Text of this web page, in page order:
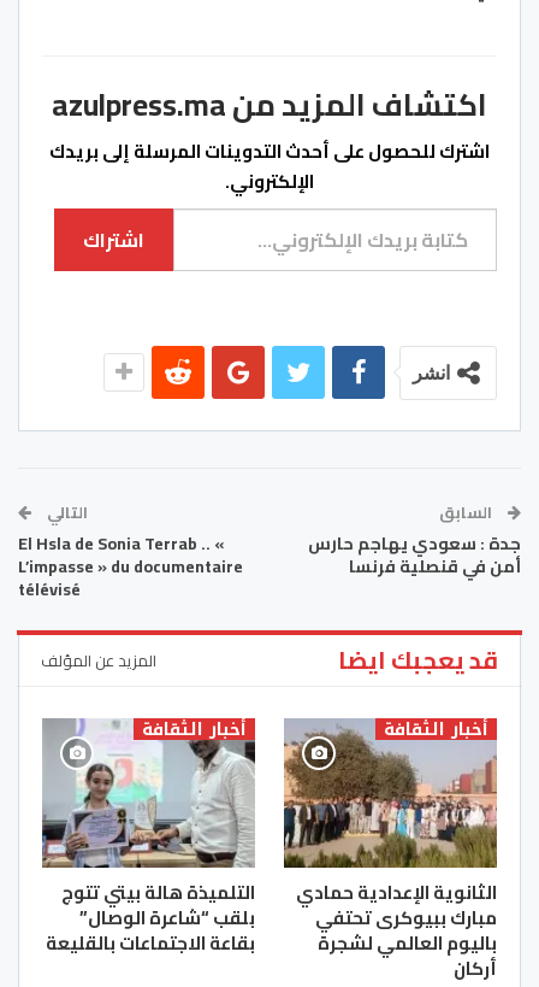
اكتشاف المزيد من azulpress.ma
اشترك للحصول على أحدث التدوينات المرسلة إلى بريدك
الإلكتروني.
كتابة بريدك الإلكتروني...
اشتراك
انشر
السابق
جدة : سعودي يهاجم حارس
أمن في قنصلية فرنسا
التالي
El Hsla de Sonia Terrab .. «
L’impasse » du documentaire
télévisé
قد يعجبك ايضا المزيد عن المؤلف
أخبار الثقافة
الثانوية الإعدادية حمادي
مبارك ببيوكرى تحتفي
باليوم العالمي لشجرة
أركان
أخبار الثقافة
التلميذة هالة بيتي تتوج
بلقب “شاعرة الوصال”
بقاعة الاجتماعات بالقليعة